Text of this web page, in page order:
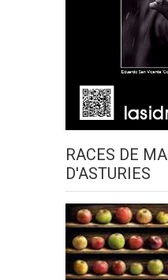
RACES DE
D'ASTURIES